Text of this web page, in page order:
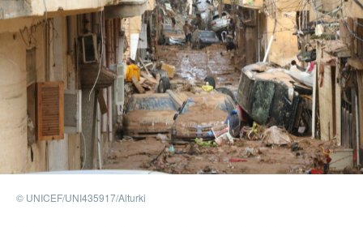
© UNICEF/UNI435917/Alturki